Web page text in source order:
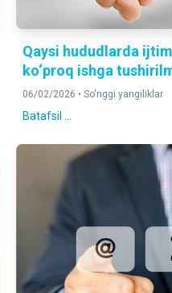
Qaysi hududlarda
ko‘proq ishga
06/02/2026 • So'nggi yangiliklar
Batafsil ...